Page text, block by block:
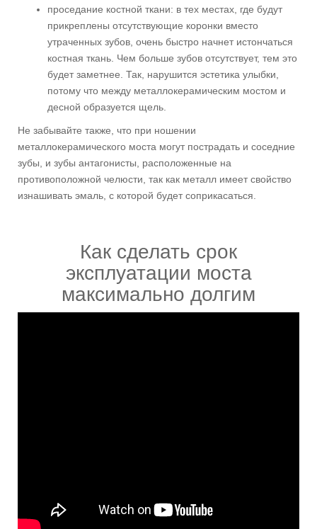
проседание костной ткани: в тех местах, где будут
прикреплены отсутствующие коронки вместо
утраченных зубов, очень быстро начнет истончаться
костная ткань. Чем больше зубов отсутствует, тем это
будет заметнее. Так, нарушится эстетика улыбки,
потому что между металлокерамическим мостом и
десной образуется щель.
Не забывайте также, что при ношении
металлокерамического моста могут пострадать и соседние
зубы, и зубы антагонисты, расположенные на
противоположной челюсти, так как металл имеет свойство
изнашивать эмаль, с которой будет соприкасаться.
Как сделать срок
эксплуатации моста
максимально долгим